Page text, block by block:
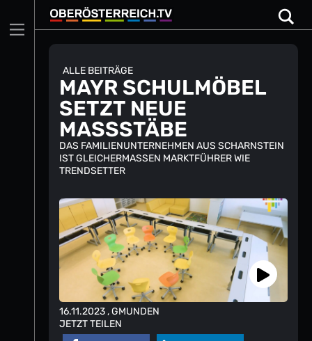
content
ALLE BEITRÄGE
MAYR SCHULMÖBEL
SETZT NEUE
MASSSTÄBE
DAS FAMILIENUNTERNEHMEN AUS SCHARNSTEIN
IST GLEICHERMASSEN MARKTFÜHRER WIE T
RENDSETTER
16.11.2023 , GMUNDEN
JETZT TEILEN